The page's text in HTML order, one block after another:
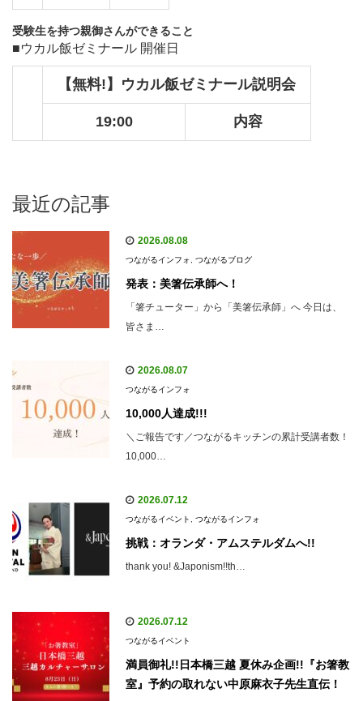
受験生を持つ親御さんができること
■ウカル飯ゼミナール 開催日
【無料!】ウカル飯ゼミナール説明会
19:00 内容
最近の記事
2026.08.08
つながるインフォ, つながるブログ
発表：美箸伝承師へ！
「箸チューター」から「美箸伝承師」へ 今日は、
皆さま…
2026.08.07
つながるインフォ
10,000人達成!!!
＼ご報告です／つながるキッチンの累計受講者数！
10,000…
2026.07.12
つながるイベント , つながるインフォ
挑戦：オランダ・アムステルダムへ!!
thank you! &Japonism!!th…
2026.07.12
つながるイベント
満員御礼!!日本橋三越 夏休み企画!!『お箸教
室』予約の取れない中原麻衣子先生直伝！